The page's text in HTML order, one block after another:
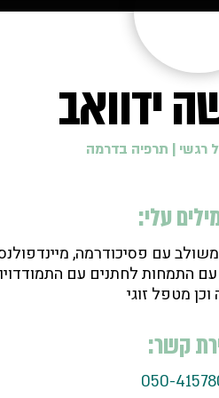
ידוואב
רגשי | תרפיה בדרמה
עלי:
עם פסיכודרמה,
עם התמחות לחתנים עם
קשר:
050-